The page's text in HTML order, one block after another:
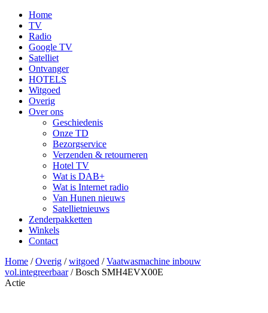
Home
TV
Radio
Google TV
Satelliet
Ontvanger
HOTELS
Witgoed
Overig
Over ons
Geschiedenis
Onze TD
Bezorgservice
Verzenden & retourneren
Hotel TV
Wat is DAB+
Wat is Internet radio
Van Hunen nieuws
Satellietnieuws
Zenderpakketten
Winkels
Contact
Home /Overig /witgoed /Vaatwasmachine inbouw
vol.integreerbaar/ Bosch SMH4EVX00E
Actie